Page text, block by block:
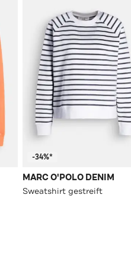
-34%*
MARC O'POLO DENIM
Sweatshirt gestreift